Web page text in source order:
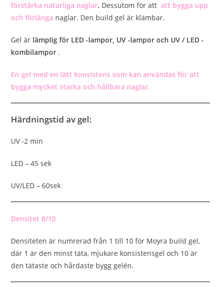
förstärka naturliga naglar. Dessutom för attatt bygga upp
och förlänga naglar. Den build gel är klämbar.
Gel är lämplig för LED -lampor, UV -lampor och UV / LED -
kombilampor .
En gel med en lätt konsistens som kan användas för att
bygga mycket starka och hållbara naglar.
Härdningstid av gel:
UV -2 min
LED – 45 sek
UV/LED – 60sek
Densitet 8/10
Densiteten är numrerad från 1 till 10 för Moyra build gel,
där 1 är den minst täta, mjukare konsistensgel och 10 är
den tätaste och hårdaste bygg gelén.